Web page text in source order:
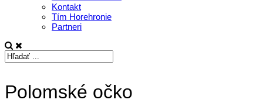
Kontakt
Tím Horehronie
Partneri
Polomské očko